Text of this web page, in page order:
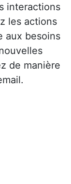
interactions
les actions
aux besoins
de manière